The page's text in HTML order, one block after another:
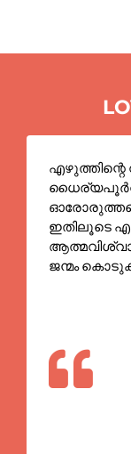
എഴുത്തിന്റെ
ഇതിലൂടെ
ജന്മം